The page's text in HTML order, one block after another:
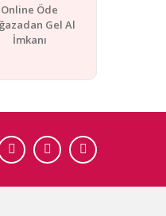
Online Öde
Gel Al
İmkanı